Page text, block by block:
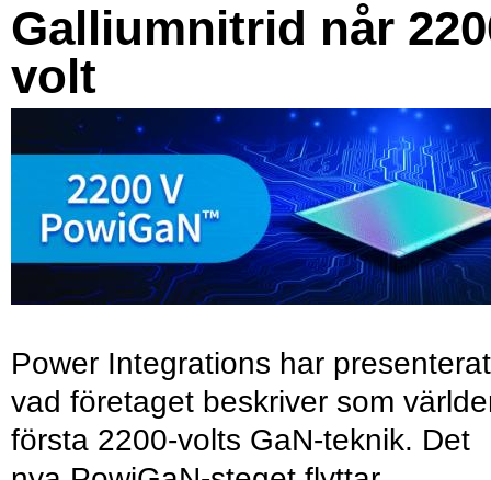
Galliumnitrid når
volt
Power Integrations har presenterat
vad företaget beskriver som
första 2200-volts GaN-teknik. Det